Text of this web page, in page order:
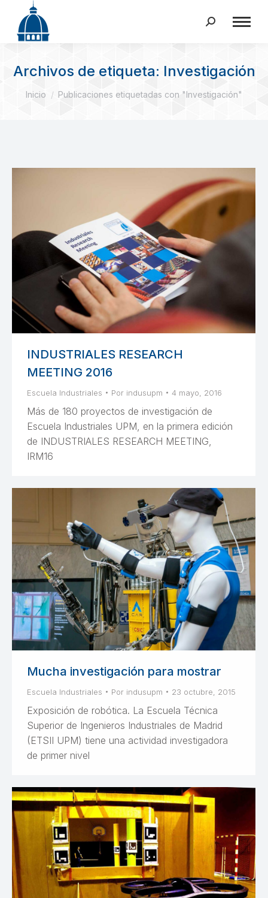
Buscar:
Archivos de etiqueta: Investigación
Estás aquí:
Inicio Publicaciones etiquetadas con "Investigación"
INDUSTRIALES RESEARCH
MEETING 2016
Escuela Industriales Por indusupm 4 mayo, 2016
Más de 180 proyectos de investigación de
Escuela Industriales UPM, en la primera edición
de INDUSTRIALES RESEARCH MEETING,
IRM16
Mucha investigación para mostrar
Escuela Industriales Por indusupm 23 octubre, 2015
Exposición de robótica. La Escuela Técnica
Superior de Ingenieros Industriales de Madrid
(ETSII UPM) tiene una actividad investigadora
de primer nivel